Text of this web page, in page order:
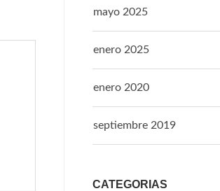
mayo 2025
enero 2025
enero 2020
septiembre 2019
CATEGORÍAS